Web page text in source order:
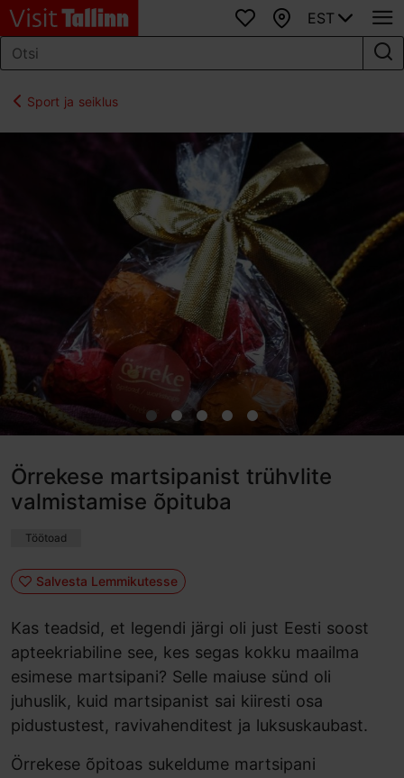
Lemmikud
Kaart
EST
Sport ja seiklus
Örrekese martsipanist trühvlite
valmistamise õpituba
Töötoad
Salvesta Lemmikutesse
Kas teadsid, et legendi järgi oli just Eesti soost
apteekriabiline see, kes segas kokku maailma
esimese martsipani? Selle maiuse sünd oli
juhuslik, kuid martsipanist sai kiiresti osa
pidustustest, ravivahenditest ja luksuskaubast.
Örrekese õpitoas sukeldume martsipani